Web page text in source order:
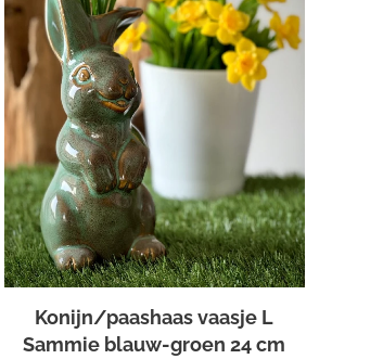
Konijn/paashaas vaasje L
Sammie blauw-groen 24 cm